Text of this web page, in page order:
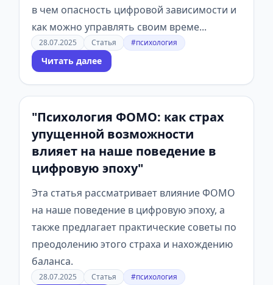
в чем опасность цифровой зависимости и
как можно управлять своим време...
28.07.2025 Статья #психология
Читать далее
"Психология ФОМО: как страх
упущенной возможности
влияет на наше поведение в
цифровую эпоху"
Эта статья рассматривает влияние ФОМО
на наше поведение в цифровую эпоху, а
также предлагает практические советы по
преодолению этого страха и нахождению
баланса.
28.07.2025 Статья #психология